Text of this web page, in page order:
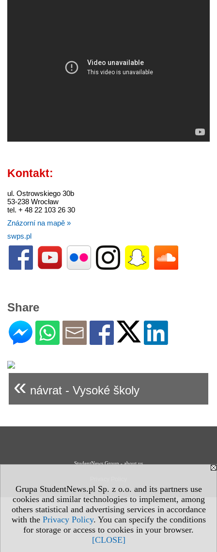
Grupa StudentNews.pl Sp. z o.o. and its partners use
cookies and similar technologies to implement, among
others statistical and advertising services in accordance
with the Privacy Policy. You can specify the conditions
for storage or access to cookies in your browser.
[CLOSE]
Kontakt:
ul. Ostrowskiego 30b
53-238 Wrocław
tel. + 48 22 103 26 30
Znázorní na mapě »
swps.pl
Share
« návrat - Vysoké školy
StudentNews Group - about us